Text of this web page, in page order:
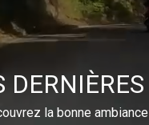
la bonne